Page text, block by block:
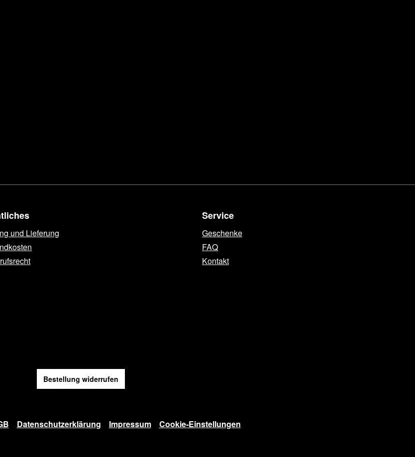
und Lieferung
Service
Geschenke
FAQ
Kontakt
Bestellung widerrufen
Datenschutzerklärung Impressum Cookie-Einstellungen